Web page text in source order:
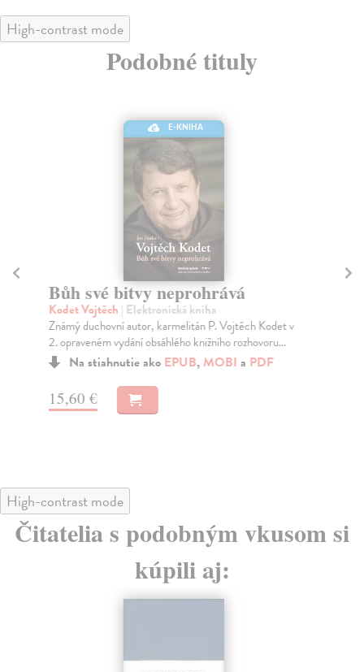
High-contrast mode
Podobné tituly
E-KNIHA
Bůh své bitvy neprohrává
Kodet Vojtěch | Elektronická kniha
Známý duchovní autor, karmelitán P. Vojtěch Kodet v
2. opraveném vydání obsáhlého knižního rozhovoru...
Na stiahnutie ako EPUB,MOBI a PDF
15,60 €
High-contrast mode
Čitatelia s podobným vkusom si
kúpili aj: